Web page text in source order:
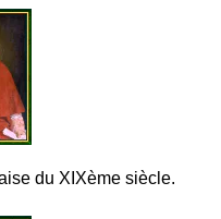
du XIXème siècle.